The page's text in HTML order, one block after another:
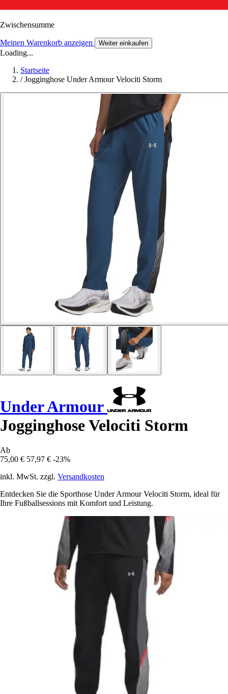
Zwischensumme
Meinen Warenkorb anzeigen Weiter einkaufen
Loading...
Startseite
/ Jogginghose Under Armour Velociti Storm
Under Armour
Jogginghose Velociti Storm
Ab
75,00 € 57,97 € -23%
inkl. MwSt. zzgl. Versandkosten
Entdecken Sie die Sporthose Under Armour Velociti Storm, ideal für
Ihre Fußballsessions mit Komfort und Leistung.